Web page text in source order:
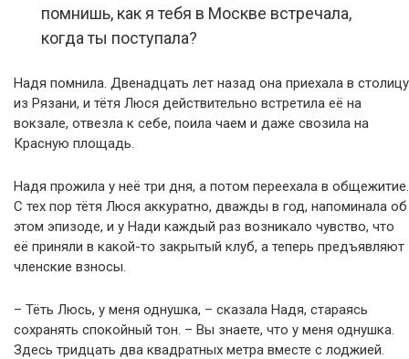
помнишь, как я тебя в Москве встречала,
когда ты поступала?
Надя помнила. Двенадцать лет назад она приехала в столицу
из Рязани, и тётя Люся действительно встретила её на
вокзале, отвезла к себе, поила чаем и даже свозила на
Красную площадь.
Надя прожила у неё три дня, а потом переехала в общежитие.
С тех пор тётя Люся аккуратно, дважды в год, напоминала об
этом эпизоде, и у Нади каждый раз возникало чувство, что
её приняли в какой-то закрытый клуб, а теперь предъявляют
членские взносы.
– Тёть Люсь, у меня однушка, – сказала Надя, стараясь
сохранять спокойный тон. – Вы знаете, что у меня однушка.
Здесь тридцать два квадратных метра вместе с лоджией.